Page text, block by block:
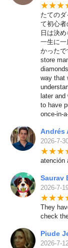
★★★
たての
て初心
日は決
一生に一
かった
store
way that
later
to have
once-in-
Andrés
2026-7-
★★★
atención
Saurav
2026-7-
★★★
They
check
Piude
2026-7-